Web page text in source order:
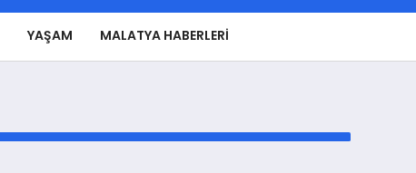
YAŞAM MALATYA HABERLERI